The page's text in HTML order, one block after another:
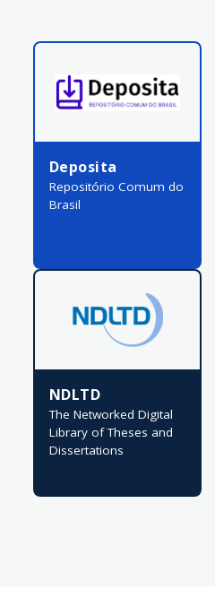
Deposita
Repositório Comum do
Brasil
NDLTD
The Networked Digital
Library of Theses and
Dissertations